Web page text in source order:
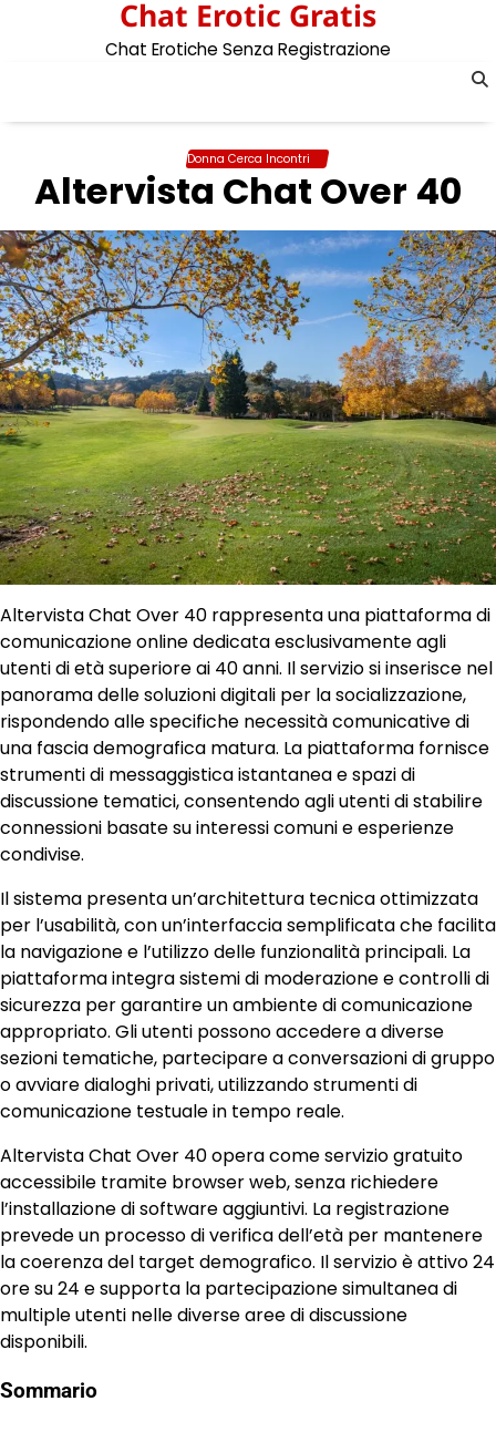
Chat Erotic Gratis
Chat Erotiche Senza Registrazione
Donna Cerca Incontri
Altervista Chat Over 40
Altervista Chat Over 40 rappresenta una piattaforma di
comunicazione online dedicata esclusivamente agli
utenti di età superiore ai 40 anni. Il servizio si inserisce nel
panorama delle soluzioni digitali per la socializzazione,
rispondendo alle specifiche necessità comunicative di
una fascia demografica matura. La piattaforma fornisce
strumenti di messaggistica istantanea e spazi di
discussione tematici, consentendo agli utenti di stabilire
connessioni basate su interessi comuni e esperienze
condivise.
Il sistema presenta un’architettura tecnica ottimizzata
per l’usabilità, con un’interfaccia semplificata che facilita
la navigazione e l’utilizzo delle funzionalità principali. La
piattaforma integra sistemi di moderazione e controlli di
sicurezza per garantire un ambiente di comunicazione
appropriato. Gli utenti possono accedere a diverse
sezioni tematiche, partecipare a conversazioni di gruppo
o avviare dialoghi privati, utilizzando strumenti di
comunicazione testuale in tempo reale.
Altervista Chat Over 40 opera come servizio gratuito
accessibile tramite browser web, senza richiedere
l’installazione di software aggiuntivi. La registrazione
prevede un processo di verifica dell’età per mantenere
la coerenza del target demografico. Il servizio è attivo 24
ore su 24 e supporta la partecipazione simultanea di
multiple utenti nelle diverse aree di discussione
disponibili.
Sommario